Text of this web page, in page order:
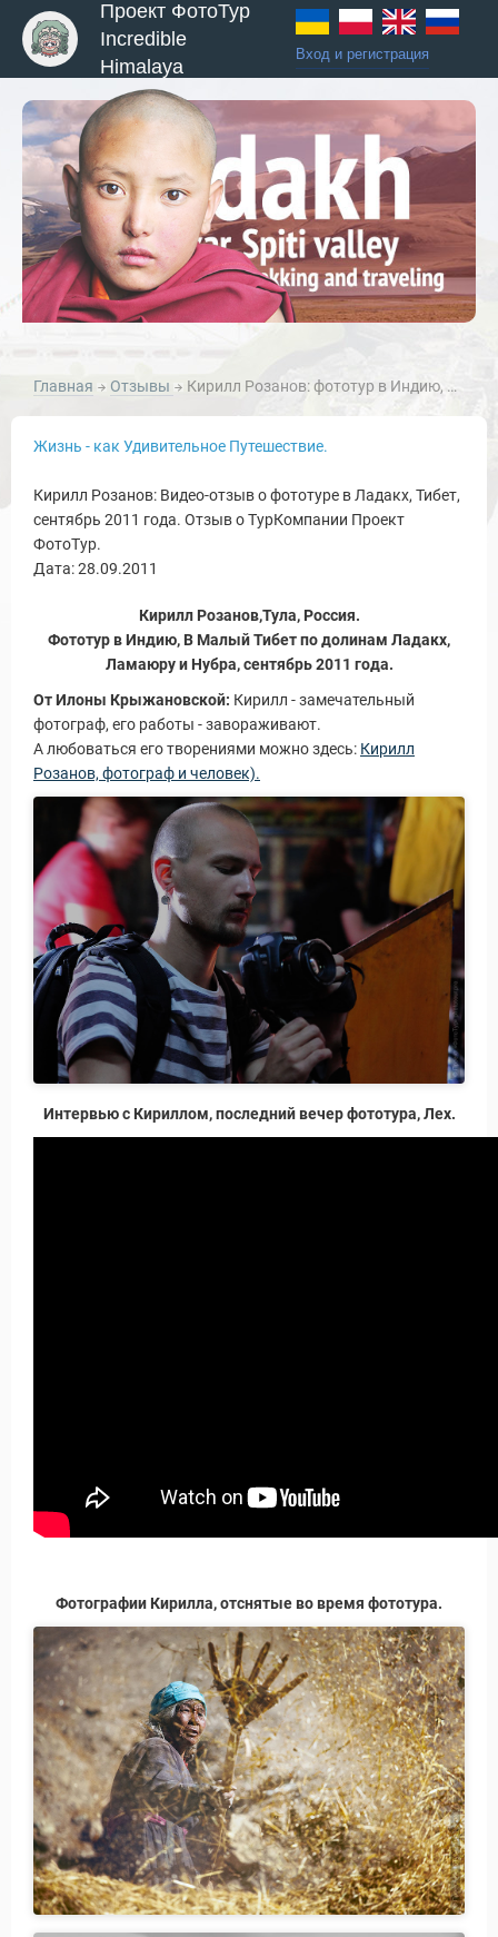
Новости и Отчеты
Проект ФотоТур
Incredible
Himalaya
Вход и регистрация
Главная Отзывы Кирилл Розанов: фототур в Индию, долины Ладакх, Ламаюру и Нубра (Малый Тибет), сентябрь 2011г.
Жизнь - как Удивительное Путешествие.
Кирилл Розанов: Видео-отзыв о фототуре в Ладакх, Тибет,
сентябрь 2011 года. Отзыв о ТурКомпании Проект
ФотоТур.
Дата: 28.09.2011
Кирилл Розанов,Тула, Россия.
Фототур в Индию, В Малый Тибет по долинам Ладакх,
Ламаюру и Нубра, сентябрь 2011 года.
От Илоны Крыжановской: Кирилл - замечательный
фотограф, его работы - завораживают.
А любоваться его творениями можно здесь: Кирилл
Розанов, фотограф и человек).
Интервью с Кириллом, последний вечер фототура, Лех.
Фотографии Кирилла, отснятые во время фототура.